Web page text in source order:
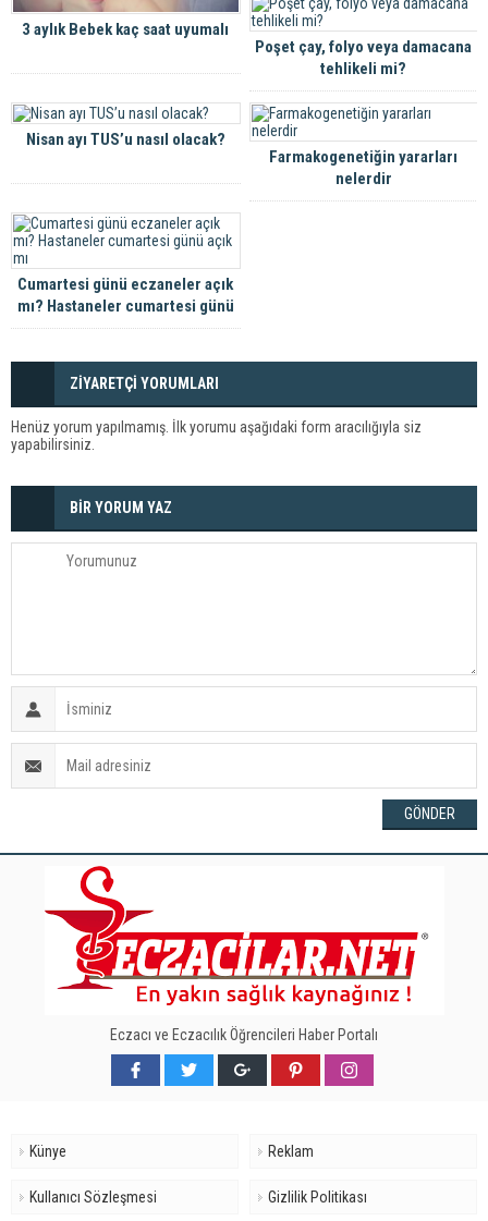
3 aylık Bebek kaç saat uyumalı
Poşet çay, folyo veya damacana
tehlikeli mi?
Nisan ayı TUS’u nasıl olacak?
Farmakogenetiğin yararları
nelerdir
Cumartesi günü eczaneler açık
mı? Hastaneler cumartesi günü
açık mı
ZİYARETÇİ YORUMLARI
Henüz yorum yapılmamış. İlk yorumu aşağıdaki form aracılığıyla siz
yapabilirsiniz.
BİR YORUM YAZ
Eczacı ve Eczacılık Öğrencileri Haber Portalı
Künye Reklam
Kullanıcı Sözleşmesi Gizlilik Politikası